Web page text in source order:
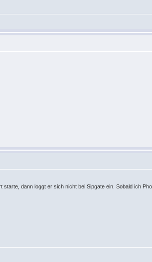
dann loggt er sich nicht bei Sipgate ein. Sobald ich